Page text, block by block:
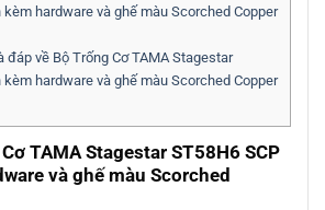
kèm hardware và ghế màu Scorched Copper
đáp về Bộ Trống Cơ TAMA Stagestar
kèm hardware và ghế màu Scorched Copper
TAMA Stagestar ST58H6 SCP
và ghế màu Scorched